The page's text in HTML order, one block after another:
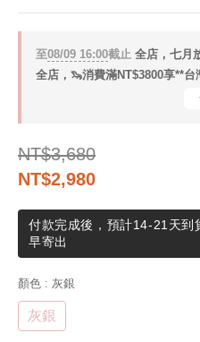
至08/09 16:00截止 全店，七月
全店，🦦消費滿NT$3800享**台
NT$3,680
NT$2,980
付款完成後，預計14-21天到
早寄出
顏色 : 灰銀
灰銀